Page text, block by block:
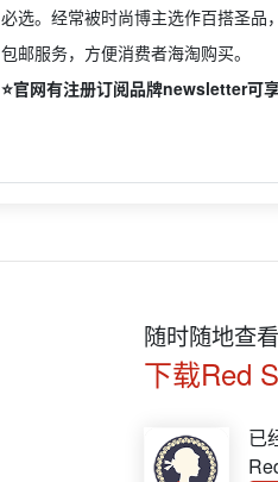
必选。经常被时尚博主选作百搭圣品
包邮服务，方便消费者海淘购买。
⭐️官网有注册订阅品牌newsletter可
随时随地查
下载Red
已